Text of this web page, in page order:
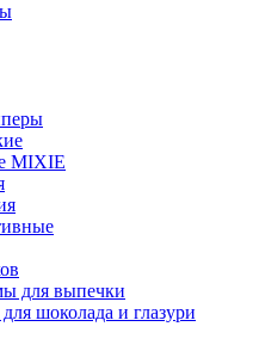
MIXIE
для выпечки
шоколада и глазури